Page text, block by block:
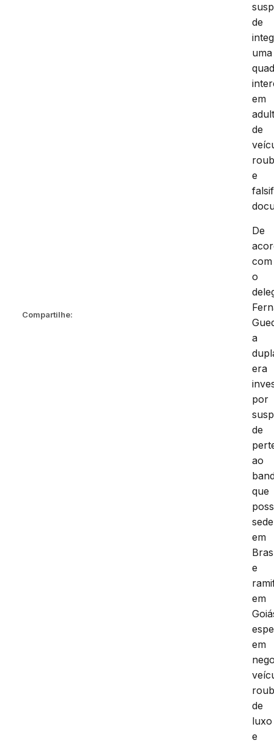
Compartilhe:
de
uma
em
de
e
De
com
o
a
era
por
de
ao
que
sede
em
e
em
em
de
luxo
e